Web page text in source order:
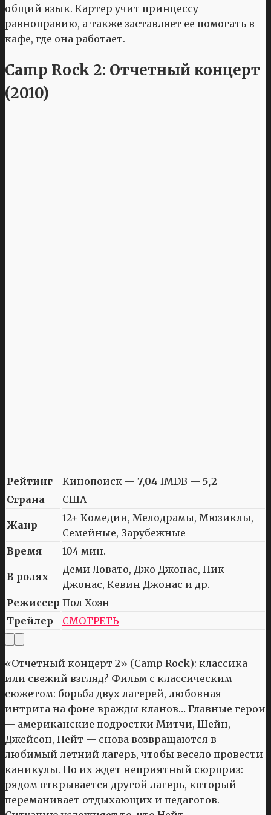
общий язык. Картер учит принцессу
равноправию, а также заставляет ее помогать в
кафе, где она работает.
Camp Rock 2: Отчетный концерт
(2010)
Рейтинг Кинопоиск — 7,04 IMDB — 5,2
Страна
США
Жанр
12+ Комедии, Мелодрамы, Мюзиклы,
Семейные, Зарубежные
Время
104 мин.
В ролях
Деми Ловато, Джо Джонас, Ник
Джонас, Кевин Джонас и др.
Режиссер Пол Хоэн
Трейлер
СМОТРЕТЬ
«Отчетный концерт 2» (Camp Rock): классика
или свежий взгляд? Фильм с классическим
сюжетом: борьба двух лагерей, любовная
интрига на фоне вражды кланов… Главные герои
— американские подростки Митчи, Шейн,
Джейсон, Нейт — снова возвращаются в
любимый летний лагерь, чтобы весело провести
каникулы. Но их ждет неприятный сюрприз:
рядом открывается другой лагерь, который
переманивает отдыхающих и педагогов.